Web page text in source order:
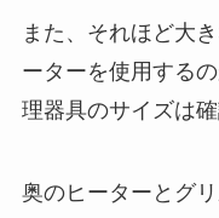
また、それほど大
ーターを使用する
理器具のサイズは
奥のヒーターとグ